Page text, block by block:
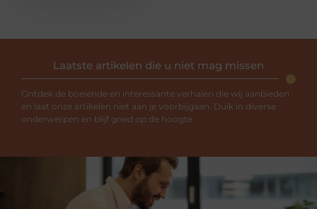
Laatste artikelen die u niet mag missen
Ontdek de boeiende en interessante verhalen die wij aanbieden
en laat onze artikelen niet aan je voorbijgaan. Duik in diverse
onderwerpen en blijf goed op de hoogte.